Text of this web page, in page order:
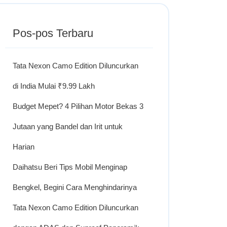
Pos-pos Terbaru
Tata Nexon Camo Edition Diluncurkan
di India Mulai ₹9.99 Lakh
Budget Mepet? 4 Pilihan Motor Bekas 3
Jutaan yang Bandel dan Irit untuk
Harian
Daihatsu Beri Tips Mobil Menginap
Bengkel, Begini Cara Menghindarinya
Tata Nexon Camo Edition Diluncurkan